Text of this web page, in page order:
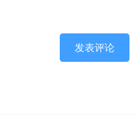
发表评论